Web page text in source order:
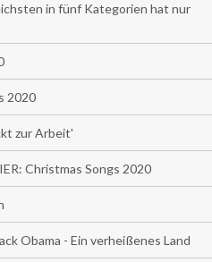
in fünf Kategorien hat nur
2020
zur Arbeit'
Christmas Songs 2020
Obama - Ein verheißenes Land